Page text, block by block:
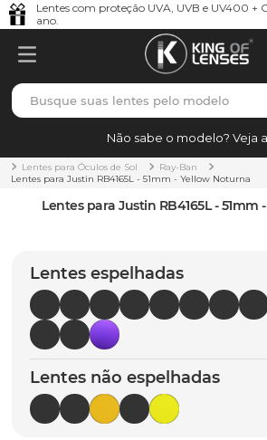
Lentes com proteção UVA, UVB e UV400 +
ano.
Busque suas lentes pelo modelo
Não sabe o modelo? Veja
Lentes para Óculos de Sol
Ray-Ban
Lentes para Justin RB4165L - 51mm - Yellow Noturna
Lentes para Justin RB4165L - 51mm
Lentes espelhadas
Lentes não espelhadas
TERMOS MAIS BUSCADOS
1º borrachas
holbrook
5º chaves
6º t-shock
7º latch
8º gasket
9º parafusos